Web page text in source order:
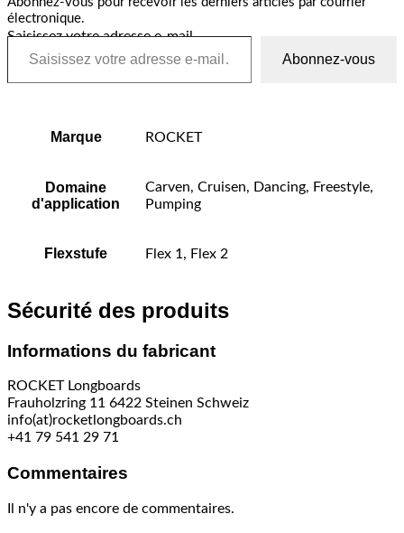
électronique.
Saisissez votre adresse e-mail…
Abonnez-vous
Marque ROCKET
Domaine
d'application
Carven, Cruisen, Dancing, Freestyle,
Pumping
Flexstufe Flex 1, Flex 2
Sécurité des produits
Informations du fabricant
ROCKET Longboards
Frauholzring 11 6422 Steinen Schweiz
info(at)rocketlongboards.ch
+41 79 541 29 71
Commentaires
Il n'y a pas encore de commentaires.